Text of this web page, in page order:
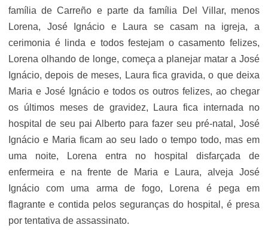
família de Carreño e parte da família Del Villar, menos
Lorena, José Ignácio e Laura se casam na igreja, a
cerimonia é linda e todos festejam o casamento felizes,
Lorena olhando de longe, começa a planejar matar a José
Ignácio, depois de meses, Laura fica gravida, o que deixa
Maria e José Ignácio e todos os outros felizes, ao chegar
os últimos meses de gravidez, Laura fica internada no
hospital de seu pai Alberto para fazer seu pré-natal, José
Ignácio e Maria ficam ao seu lado o tempo todo, mas em
uma noite, Lorena entra no hospital disfarçada de
enfermeira e na frente de Maria e Laura, alveja José
Ignácio com uma arma de fogo, Lorena é pega em
flagrante e contida pelos seguranças do hospital, é presa
por tentativa de assassinato.